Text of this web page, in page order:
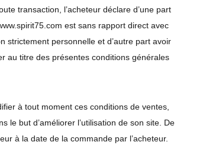
transaction, l’acheteur déclare d’une part
est sans rapport direct avec
strictement personnelle et d’autre part avoir
au titre des présentes conditions générales
à tout moment ces conditions de ventes,
le but d’améliorer l’utilisation de son site. De
à la date de la commande par l’acheteur.